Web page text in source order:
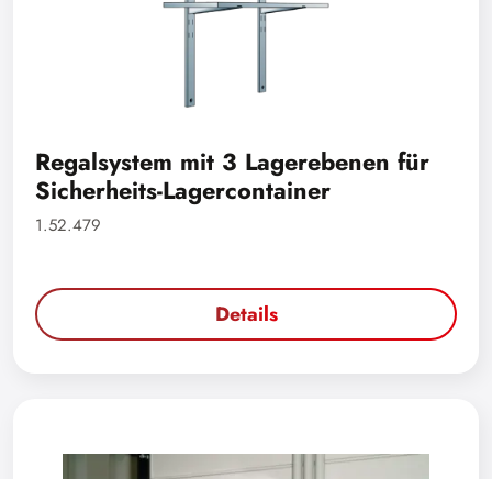
Regalsystem mit 3 Lagerebenen für
Sicherheits-Lagercontainer
1.52.479
Details